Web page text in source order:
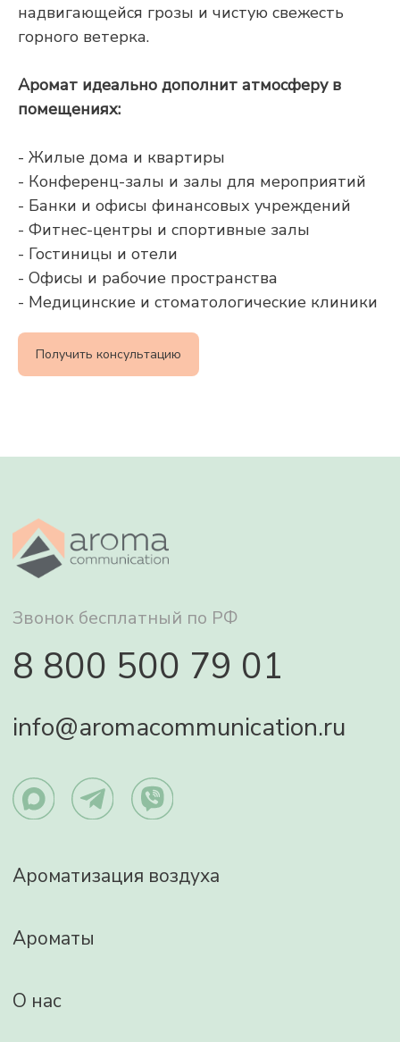
надвигающейся грозы и чистую свежесть
горного ветерка.
Аромат идеально дополнит атмосферу в
помещениях:
- Жилые дома и квартиры
- Конференц-залы и залы для мероприятий
- Банки и офисы финансовых учреждений
- Фитнес-центры и спортивные залы
- Гостиницы и отели
- Офисы и рабочие пространства
- Медицинские и стоматологические клиники
Получить консультацию
8 800 500 79 01
info@aromacommunication.ru
О нас
Изображения:http://www.freepik.com
Звонок бесплатный по РФ